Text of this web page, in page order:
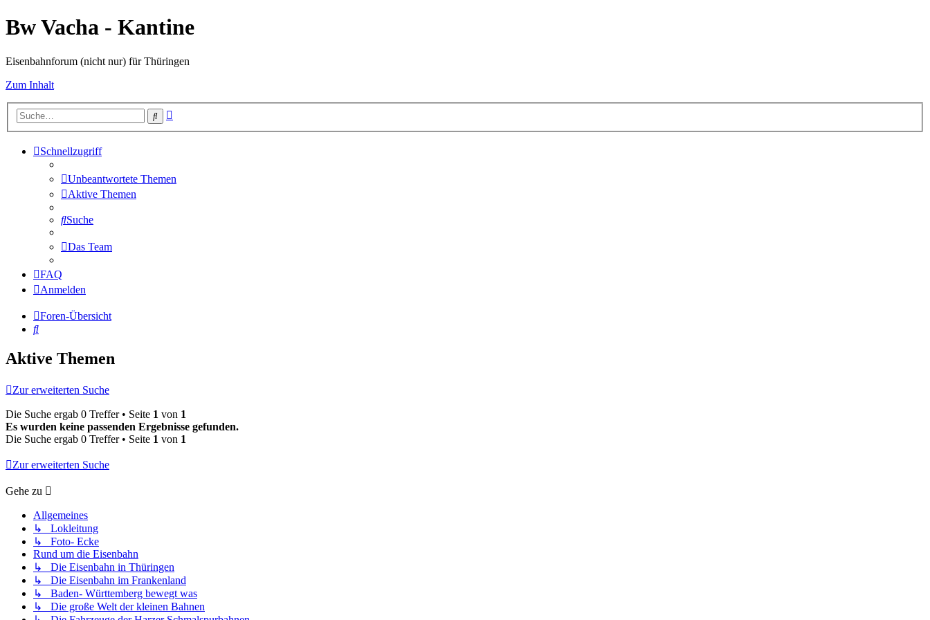
Bw Vacha - Kantine
Eisenbahnforum (nicht nur) für Thüringen
Zum Inhalt
Suche
Schnellzugriff
Unbeantwortete Themen
Aktive Themen
Suche
Das Team
FAQ
Anmelden
Foren-Übersicht
Suche
Aktive Themen
Zur erweiterten Suche
Die Suche ergab 0 Treffer • Seite 1 von 1
Es wurden keine passenden Ergebnisse gefunden.
Die Suche ergab 0 Treffer • Seite 1 von 1
Zur erweiterten Suche
Gehe zu
Allgemeines
↳ Lokleitung
↳ Foto- Ecke
Rund um die Eisenbahn
↳ Die Eisenbahn in Thüringen
↳ Die Eisenbahn im Frankenland
↳ Baden- Württemberg bewegt was
↳ Die große Welt der kleinen Bahnen